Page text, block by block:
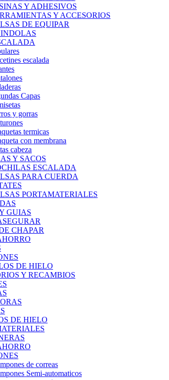
Y ADHESIVOS
Y ACCESORIOS
DE EQUIPAR
escalada
Capas
y gorras
termicas
con membrana
cabeza
Y SACOS
ESCALADA
PARA CUERDA
PORTAMATERIALES
GUIAS
CHAPAR
DE HIELO
Y RECAMBIOS
DE HIELO
de correas
Semi-automaticos